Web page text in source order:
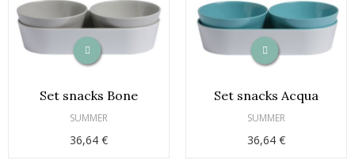
Set snacks Bone
SUMMER
36,64 €
Set snacks Acqua
SUMMER
36,64 €